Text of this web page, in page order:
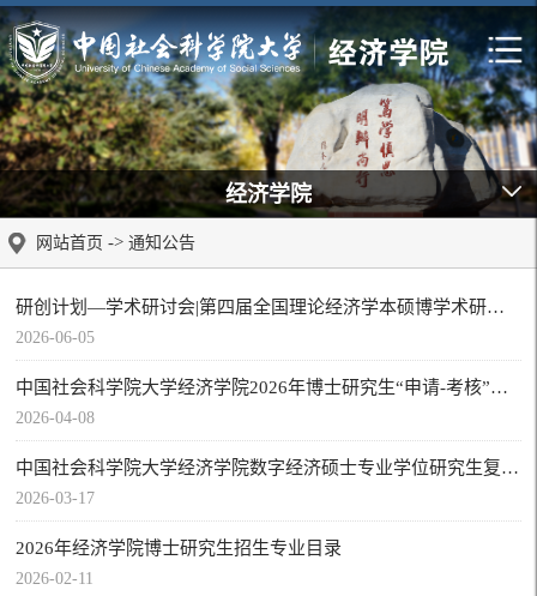
经济学院
网站首页 -> 通知公告
研创计划—学术研讨会|第四届全国理论经济学本硕博学术研讨会征文启事
2026-06-05
中国社会科学院大学经济学院2026年博士研究生​“申请-考核”制招生综合考核笔试通知
2026-04-08
中国社会科学院大学经济学院数字经济硕士专业学位研究生复试录取工作实施细则
2026-03-17
2026年经济学院博士研究生招生专业目录
2026-02-11